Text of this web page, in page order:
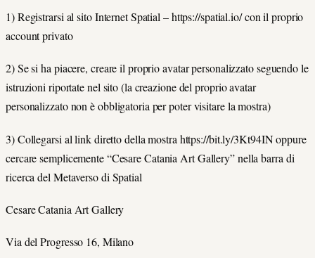
1) Registrarsi al sito Internet Spatial – https://spatial.io/ con il proprio
account privato
2) Se si ha piacere, creare il proprio avatar personalizzato seguendo le
istruzioni riportate nel sito (la creazione del proprio avatar
personalizzato non è obbligatoria per poter visitare la mostra)
3) Collegarsi al link diretto della mostra https://bit.ly/3Kt94IN oppure
cercare semplicemente “Cesare Catania Art Gallery” nella barra di
ricerca del Metaverso di Spatial
Cesare Catania Art Gallery
Via del Progresso 16, Milano